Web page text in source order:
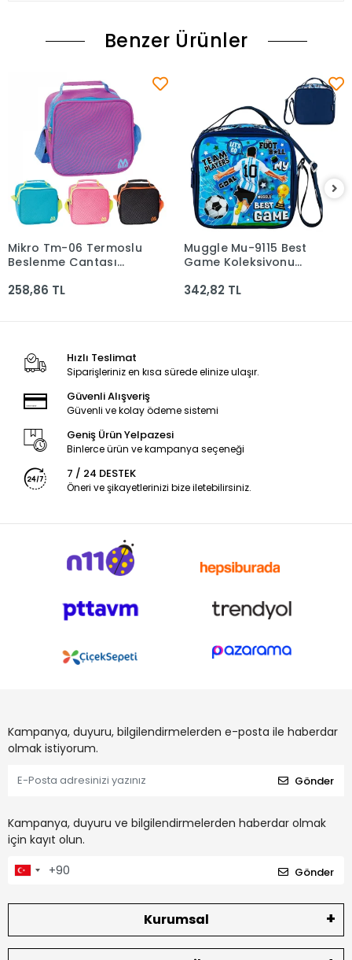
Benzer Ürünler
Sepete Ekle
Mikro Tm-06 Termoslu
Beslenme Çantası
258,86 TL
Sepete Ekle
Muggle Mu-9115 Best
Game Koleksiyonu
Shnk
342,82 TL
Hızlı Teslimat
Siparişleriniz en kısa sürede elinize ulaşır.
Güvenli Alışveriş
Güvenli ve kolay ödeme sistemi
Geniş Ürün Yelpazesi
Binlerce ürün ve kampanya seçeneği
7 / 24 DESTEK
Öneri ve şikayetlerinizi bize iletebilirsiniz.
Kampanya, duyuru, bilgilendirmelerden e-posta ile haberdar
olmak istiyorum.
Gönder
Kampanya, duyuru ve bilgilendirmelerden haberdar olmak
için kayıt olun.
Gönder
Kurumsal